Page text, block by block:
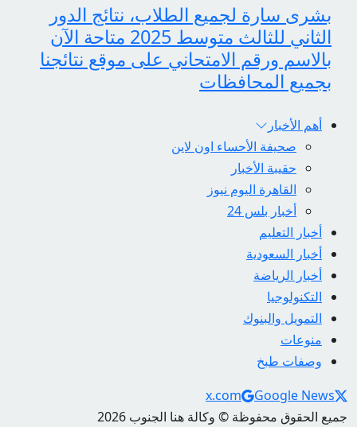
بشرى سارة لجميع الطلاب، نتائج الدور
الثاني للثالث متوسط 2025 متاحة الآن
بالاسم ورقم الامتحاني على موقع نتائجنا
بجميع المحافظات
أهم الأخبار
صحيفة الأحساء اون لاين
حقيبة الأخبار
القاهرة اليوم نيوز
أخبار بلس 24
أخبار التعليم
أخبار السعودية
أخبار الرياضة
التكنولوجيا
التمويل والبنوك
منوعات
وصفات طبخ
Social Links
x.com
Google News
جميع الحقوق محفوظة © وكالة هنا الجنوب 2026